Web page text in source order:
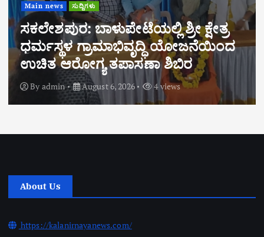
Main news ಸುದ್ದಿಗಳು
ಸಕಲೇಶಪುರ: ಬಾಳುಪೇಟೆಯಲ್ಲಿ ಶ್ರೀ ಕ್ಷೇತ್ರ
ಧರ್ಮಸ್ಥಳ ಗ್ರಾಮಾಭಿವೃದ್ಧಿ ಯೋಜನೆಯಿಂದ
ಉಚಿತ ಆರೋಗ್ಯ ತಪಾಸಣಾ ಶಿಬಿರ
By admin August 6, 2026 4 views
About Us
https://kalanirnayanews.com/